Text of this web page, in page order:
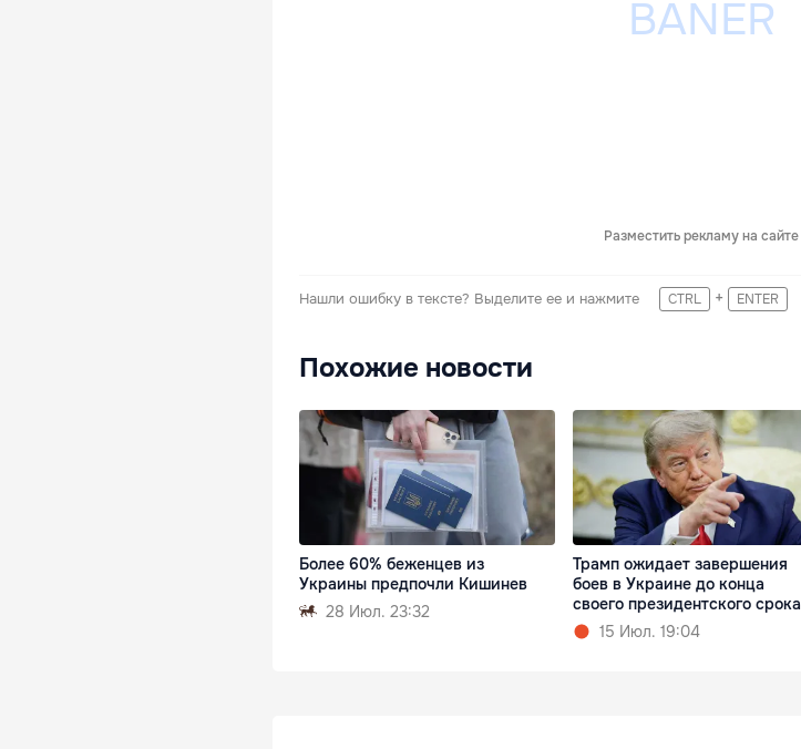
Разместить рекламу на сайте
Нашли ошибку в тексте? Выделите ее и нажмите CTRL + ENTER
Похожие новости
Более 60% беженцев из
Украины предпочли Кишинев
28 Июл. 23:32
Трамп ожидает завершения
боев в Украине до конца
своего президентского срока
15 Июл. 19:04